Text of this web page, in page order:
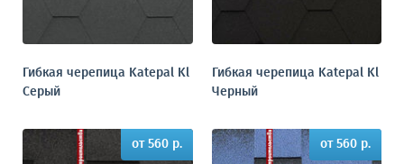
Гибкая черепица Katepal Kl
Серый
Гибкая черепица Katepal Kl
Черный
от 560 р. от 560 р.